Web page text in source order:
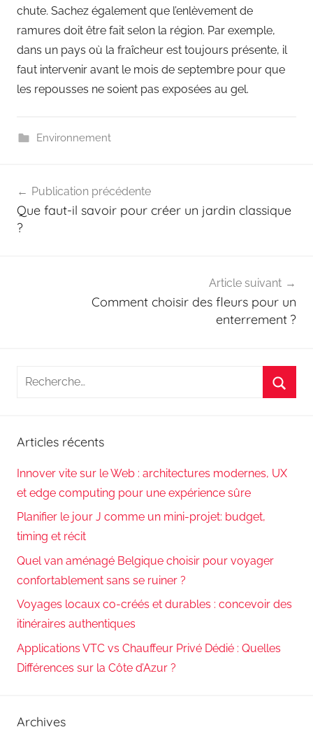
chute. Sachez également que l’enlèvement de
ramures doit être fait selon la région. Par exemple,
dans un pays où la fraîcheur est toujours présente, il
faut intervenir avant le mois de septembre pour que
les repousses ne soient pas exposées au gel.
Environnement
de
l’article
Publication précédente
Que faut-il savoir pour créer un jardin classique
?
Article suivant
Comment choisir des fleurs pour un
enterrement ?
Recherche
Articles récents
Innover vite sur le Web : architectures modernes, UX
et edge computing pour une expérience sûre
Planifier le jour J comme un mini-projet: budget,
timing et récit
Quel van aménagé Belgique choisir pour voyager
confortablement sans se ruiner ?
Voyages locaux co-créés et durables : concevoir des
itinéraires authentiques
Applications VTC vs Chauffeur Privé Dédié : Quelles
Différences sur la Côte d’Azur ?
Archives